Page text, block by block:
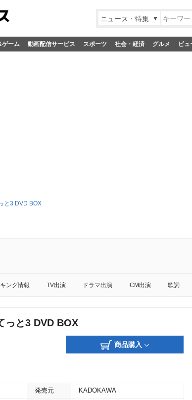
ニュース・特集
ゲーム 動画配信サービス スポーツ 社会・経済 グルメ ビュ
と3 DVD BOX
ング情報 TV出演 ドラマ出演 CM出演 歌詞
っと3 DVD BOX
商品購入
発売元 KADOKAWA